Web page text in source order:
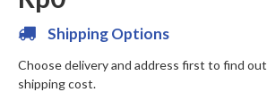
Shipping Options
Choose delivery and address first to find out
shipping cost.